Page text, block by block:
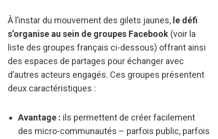
À l’instar du mouvement des gilets jaunes, le défi
s’organise au sein de groupes Facebook (voir la
liste des groupes français ci-dessous) offrant ainsi
des espaces de partages pour échanger avec
d’autres acteurs engagés. Ces groupes présentent
deux caractéristiques :
Avantage : ils permettent de créer facilement
des micro-communautés – parfois public, parfois